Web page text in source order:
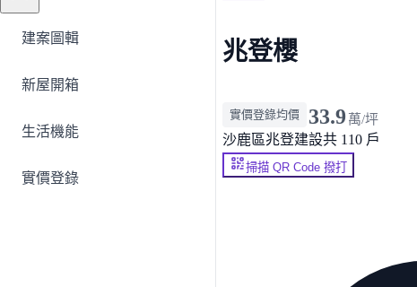
建案圖輯
新屋開箱
生活機能
實價登錄
兆登櫻
實價登錄均價 33.9 萬/坪
沙鹿區兆登建設共 110 戶
掃描 QR Code 撥打